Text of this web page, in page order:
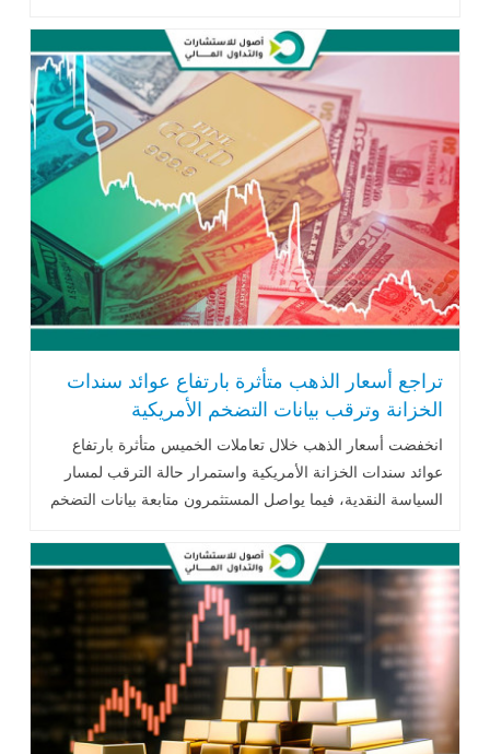
التوترات الجيوسياسية في الشرق الأوسط.
تراجع أسعار الذهب متأثرة بارتفاع عوائد سندات
الخزانة وترقب بيانات التضخم الأمريكية
انخفضت أسعار الذهب خلال تعاملات الخميس متأثرة بارتفاع
عوائد سندات الخزانة الأمريكية واستمرار حالة الترقب لمسار
السياسة النقدية، فيما يواصل المستثمرون متابعة بيانات التضخم
الاتجاه المقبل للمعدن النفيس.